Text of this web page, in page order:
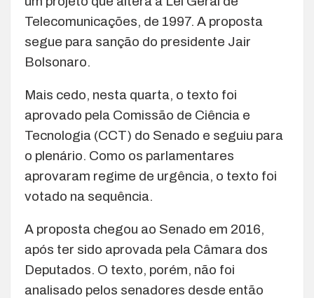
Telecomunicações, de 1997. A proposta
segue para sanção do presidente Jair
Bolsonaro.
Mais cedo, nesta quarta, o texto foi
aprovado pela Comissão de Ciência e
Tecnologia (CCT) do Senado e seguiu para
o plenário. Como os parlamentares
aprovaram regime de urgência, o texto foi
votado na sequência.
A proposta chegou ao Senado em 2016,
após ter sido aprovada pela Câmara dos
Deputados. O texto, porém, não foi
analisado pelos senadores desde então